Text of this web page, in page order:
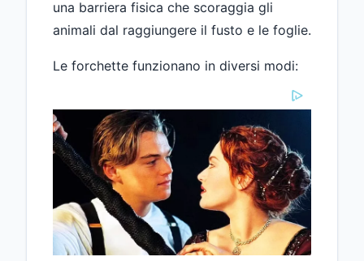
una barriera fisica che scoraggia gli
animali dal raggiungere il fusto e le foglie.
Le forchette funzionano in diversi modi: